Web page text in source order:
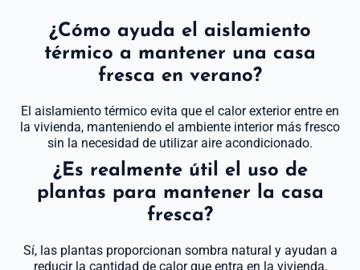
¿Cómo ayuda el aislamiento
térmico a mantener una casa
fresca en verano?
El aislamiento térmico evita que el calor exterior entre en
la vivienda, manteniendo el ambiente interior más fresco
sin la necesidad de utilizar aire acondicionado.
¿Es realmente útil el uso de
plantas para mantener la casa
fresca?
Sí, las plantas proporcionan sombra natural y ayudan a
reducir la cantidad de calor que entra en la vivienda,